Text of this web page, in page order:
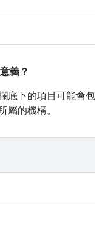
義？
底下的項目可能會包
屬的機構。